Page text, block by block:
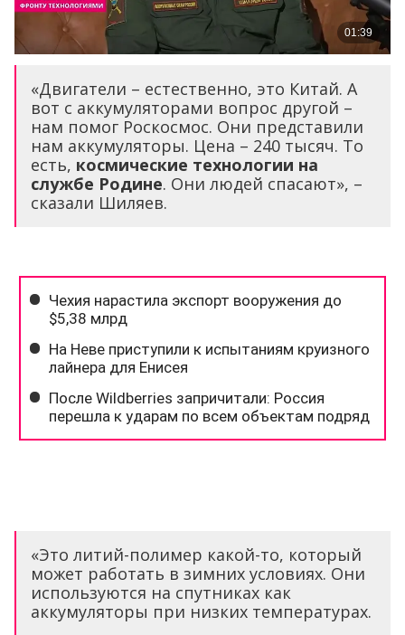
«Двигатели – естественно, это Китай. А
вот с аккумуляторами вопрос другой –
нам помог Роскосмос. Они представили
нам аккумуляторы. Цена – 240 тысяч. То
есть, космические технологии на
службе Родине. Они людей спасают», –
сказали Шиляев.
«Это литий-полимер какой-то, который
может работать в зимних условиях. Они
используются на спутниках как
аккумуляторы при низких температурах.